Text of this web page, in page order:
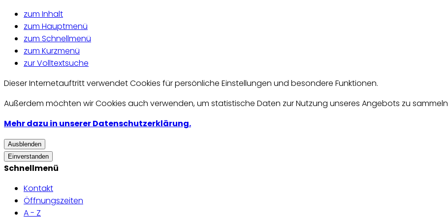
zum Inhalt
zum Hauptmenü
zum Schnellmenü
zum Kurzmenü
zur Volltextsuche
Dieser Internetauftritt verwendet Cookies für persönliche Einstellungen und besondere Funktionen.
Außerdem möchten wir Cookies auch verwenden, um statistische Daten zur Nutzung unseres Angebots zu
Mehr dazu in unserer Datenschutzerklärung.
Ausblenden
Einverstanden
Schnellmenü
Kontakt
Öffnungszeiten
A - Z